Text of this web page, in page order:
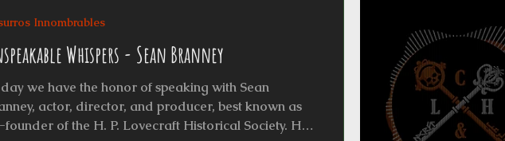
Whispers - Sean Branney
we have the honor of speaking with Sean
actor, director, and producer, best known as
founder of the H. P. Lovecraft Historical Society. His
Innombrables